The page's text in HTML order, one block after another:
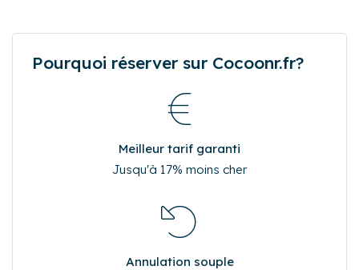
Pourquoi réserver sur Cocoonr.fr?
Meilleur tarif garanti
Jusqu'à 17% moins cher
Annulation souple